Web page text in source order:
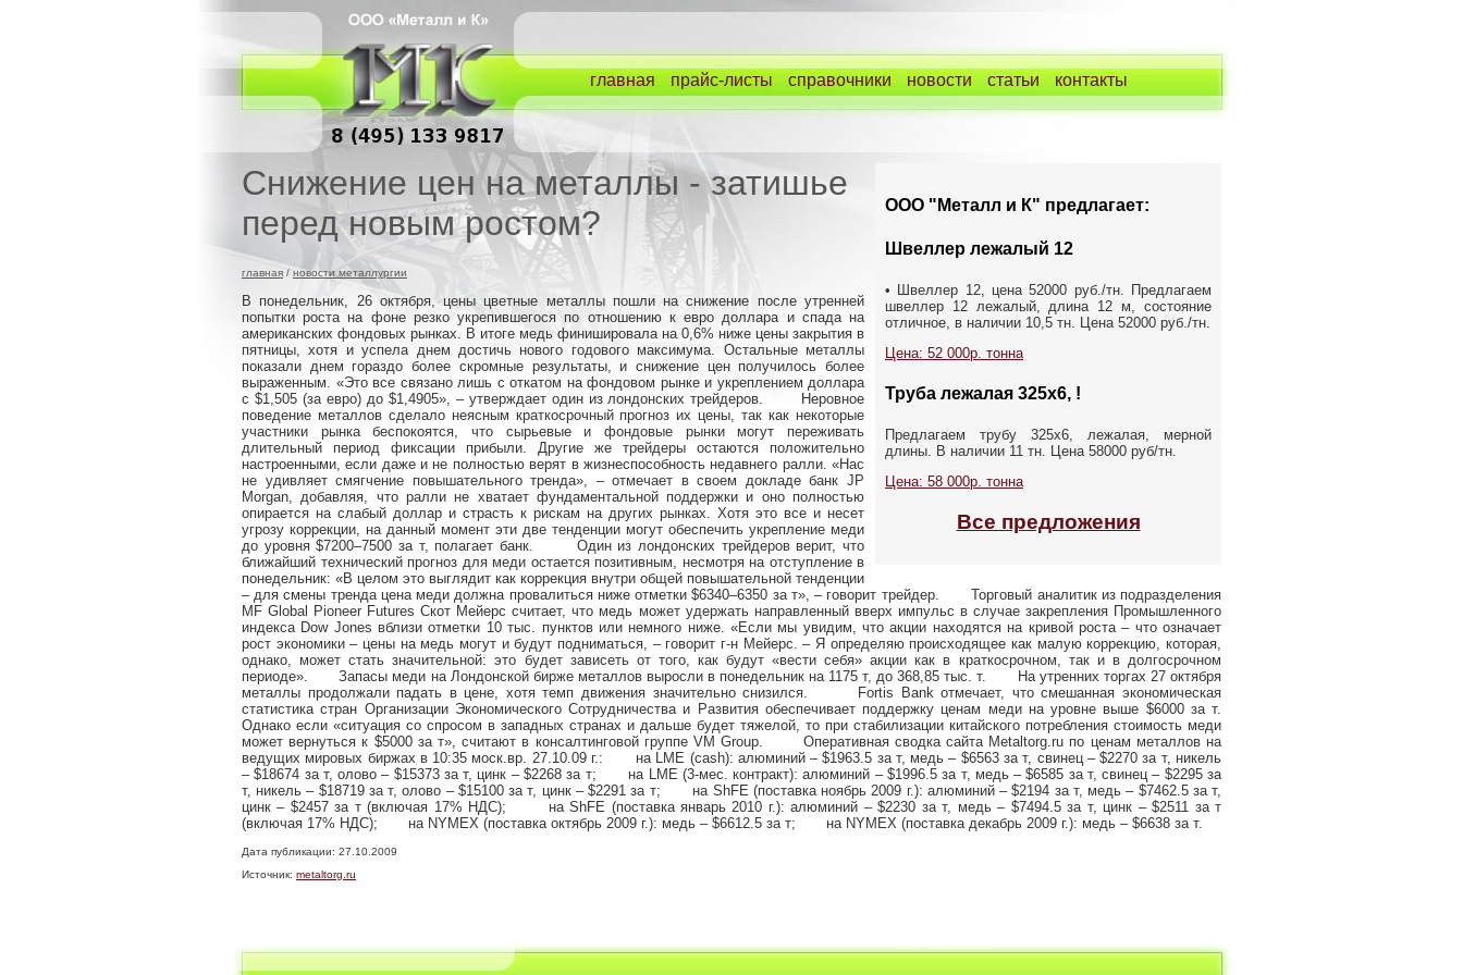
главная прайс-листы справочники новости статьи контакты
ООО "Металл и К" предлагает:
Швеллер лежалый 12
• Швеллер 12, цена 52000 руб./тн. Предлагаем
швеллер 12 лежалый, длина 12 м, состояние
отличное, в наличии 10,5 тн. Цена 52000 руб./тн.
Цена: 52 000р. тонна
Труба лежалая 325х6, !
Предлагаем трубу 325х6, лежалая, мерной
длины. В наличии 11 тн. Цена 58000 руб/тн.
Цена: 58 000р. тонна
Все предложения
Снижение цен на металлы - затишье
перед новым ростом?
главная / новости металлургии
В понедельник, 26 октября, цены цветные металлы пошли на снижение после утренней
попытки роста на фоне резко укрепившегося по отношению к евро доллара и спада на
американских фондовых рынках. В итоге медь финишировала на 0,6% ниже цены закрытия в
пятницы, хотя и успела днем достичь нового годового максимума. Остальные металлы
показали днем гораздо более скромные результаты, и снижение цен получилось более
выраженным. «Это все связано лишь с откатом на фондовом рынке и укреплением доллара
с $1,505 (за евро) до $1,4905», – утверждает один из лондонских трейдеров. Неровное
поведение металлов сделало неясным краткосрочный прогноз их цены, так как некоторые
участники рынка беспокоятся, что сырьевые и фондовые рынки могут переживать
длительный период фиксации прибыли. Другие же трейдеры остаются положительно
настроенными, если даже и не полностью верят в жизнеспособность недавнего ралли. «Нас
не удивляет смягчение повышательного тренда», – отмечает в своем докладе банк JP
Morgan, добавляя, что ралли не хватает фундаментальной поддержки и оно полностью
опирается на слабый доллар и страсть к рискам на других рынках. Хотя это все и несет
угрозу коррекции, на данный момент эти две тенденции могут обеспечить укрепление меди
до уровня $7200–7500 за т, полагает банк. Один из лондонских трейдеров верит, что
ближайший технический прогноз для меди остается позитивным, несмотря на отступление в
понедельник: «В целом это выглядит как коррекция внутри общей повышательной тенденции
– для смены тренда цена меди должна провалиться ниже отметки $6340–6350 за т», – говорит трейдер. Торговый аналитик из подразделения
MF Global Pioneer Futures Скот Мейерс считает, что медь может удержать направленный вверх импульс в случае закрепления Промышленного
индекса Dow Jones вблизи отметки 10 тыс. пунктов или немного ниже. «Если мы увидим, что акции находятся на кривой роста – что означает
рост экономики – цены на медь могут и будут подниматься, – говорит г-н Мейерс. – Я определяю происходящее как малую коррекцию, которая,
однако, может стать значительной: это будет зависеть от того, как будут «вести себя» акции как в краткосрочном, так и в долгосрочном
периоде». Запасы меди на Лондонской бирже металлов выросли в понедельник на 1175 т, до 368,85 тыс. т. На утренних торгах 27 октября
металлы продолжали падать в цене, хотя темп движения значительно снизился. Fortis Bank отмечает, что смешанная экономическая
статистика стран Организации Экономического Сотрудничества и Развития обеспечивает поддержку ценам меди на уровне выше $6000 за т.
Однако если «ситуация со спросом в западных странах и дальше будет тяжелой, то при стабилизации китайского потребления стоимость меди
может вернуться к $5000 за т», считают в консалтинговой группе VM Group. Оперативная сводка сайта Metaltorg.ru по ценам металлов на
ведущих мировых биржах в 10:35 моск.вр. 27.10.09 г.: на LME (cash): алюминий – $1963.5 за т, медь – $6563 за т, свинец – $2270 за т, никель
– $18674 за т, олово – $15373 за т, цинк – $2268 за т; на LME (3-мес. контракт): алюминий – $1996.5 за т, медь – $6585 за т, свинец – $2295 за
т, никель – $18719 за т, олово – $15100 за т, цинк – $2291 за т; на ShFE (поставка ноябрь 2009 г.): алюминий – $2194 за т, медь – $7462.5 за т,
цинк – $2457 за т (включая 17% НДС); на ShFE (поставка январь 2010 г.): алюминий – $2230 за т, медь – $7494.5 за т, цинк – $2511 за т
(включая 17% НДС); на NYMEX (поставка октябрь 2009 г.): медь – $6612.5 за т; на NYMEX (поставка декабрь 2009 г.): медь – $6638 за т.
Дата публикации: 27.10.2009
Источник: metaltorg.ru